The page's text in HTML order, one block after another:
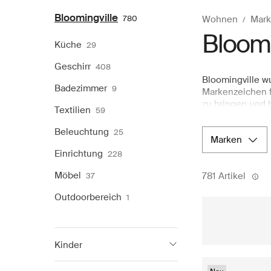
Bloomingville 780
Küche 29
Geschirr 408
Badezimmer 9
Textilien 59
Beleuchtung 25
Einrichtung 228
Möbel 37
Outdoorbereich 1
Kinder
Wohnen
Bloomingville
Markenzeichen
zu bringen und
Bloomingville
weltweit
zeitlosen
marken
781 Artikel